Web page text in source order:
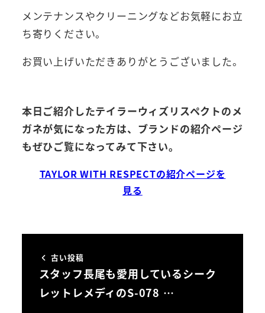
メンテナンスやクリーニングなどお気軽にお立
ち寄りください。
お買い上げいただきありがとうございました。
本日ご紹介したテイラーウィズリスペクトのメ
ガネが気になった方は、ブランドの紹介ページ
もぜひご覧になってみて下さい。
TAYLOR WITH RESPECTの紹介ページを
見る
古い投稿
スタッフ長尾も愛用しているシーク
レットレメディのS-078 …